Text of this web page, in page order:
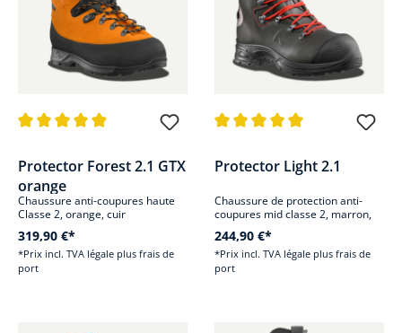
Protector Forest 2.1 GTX
orange
Chaussure anti-coupures haute
Classe 2, orange, cuir
319,90 €*
*Prix incl. TVA légale plus frais de
port
Protector Light 2.1
Chaussure de protection anti-
coupures mid classe 2, marron,
244,90 €*
*Prix incl. TVA légale plus frais de
port